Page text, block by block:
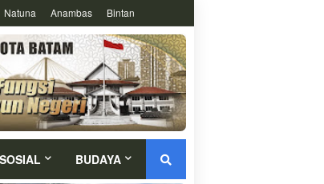
Natuna Anambas Bintan
SOSIAL BUDAYA